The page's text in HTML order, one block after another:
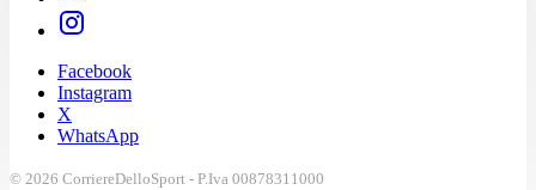
Facebook
Instagram
X
WhatsApp
© 2026 CorriereDelloSport - P.Iva 00878311000